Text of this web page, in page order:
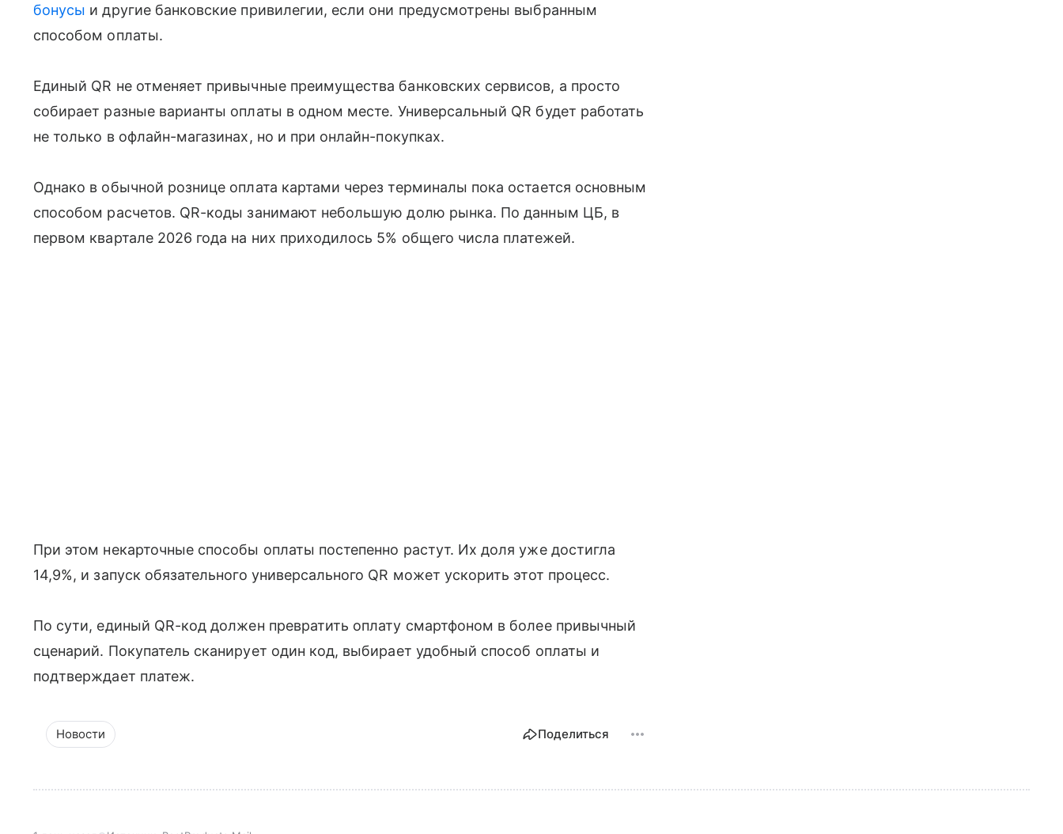
бонусы и другие банковские привилегии, если они предусмотрены выбранным
способом оплаты.
Единый QR не отменяет привычные преимущества банковских сервисов, а просто
собирает разные варианты оплаты в одном месте. Универсальный QR будет работать
не только в офлайн-магазинах, но и при онлайн-покупках.
Однако в обычной рознице оплата картами через терминалы пока остается основным
способом расчетов. QR-коды занимают небольшую долю рынка. По данным ЦБ, в
первом квартале 2026 года на них приходилось 5% общего числа платежей.
При этом некарточные способы оплаты постепенно растут. Их доля уже достигла
14,9%, и запуск обязательного универсального QR может ускорить этот процесс.
По сути, единый QR-код должен превратить оплату смартфоном в более привычный
сценарий. Покупатель сканирует один код, выбирает удобный способ оплаты и
подтверждает платеж.
Новости Поделиться